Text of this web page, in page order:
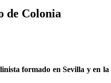
de Colonia
formado en Sevilla y en